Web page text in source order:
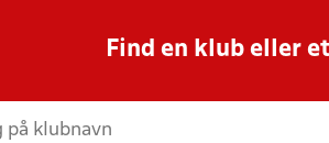
Find en klub eller